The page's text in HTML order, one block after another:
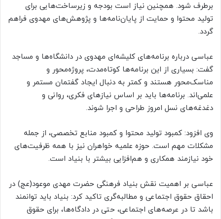
برطرف شود. همچنین نیاز است بودجه و زیرساخت‌هایی برای
تولید محتوا و حمایت از پایان‌نامه‌ها و پژوهش‌های مهدوی فراهم
گردد.
عباسی درباره برنامه‌های کلیشه‌ای مهدوی در دانشگاه‌ها و مساجد
گفت: بسیاری از این برنامه‌ها کوتاه‌مدت، پروژه‌محور و
مناسک‌محور هستند و کمتر به دنبال ایجاد گفتمان مستمر و
علمی‌اند. برنامه‌ها باید بر اساس نیازهای فکری، روانی و
دغدغه‌های نسل امروز طراحی و اجرا شوند.
وی افزود: کمبود تولید محتوا و کمبود منابع تخصصی، از جمله
مشکلات مهم است. حوزه علمیه خواهران نیز با همه ظرفیت‌های
خود نیازمند همکاری و هم‌افزایی بیشتر با بنیاد است.
عباسی بر اهمیت نقش بنیاد فرهنگی حضرت مهدی موعود(عج) در
احقاق حقوق اجتماعی و مطالبه‌گری تاکید کرد: بنیاد باید توانمند
باشد تا در عرصه‌های اجتماعی، حتی در دادگاه‌ها، برای حقوق